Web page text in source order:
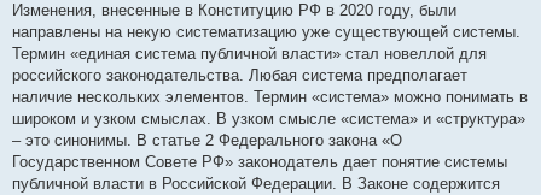
Изменения, внесенные в Конституцию РФ в 2020 году, были
направлены на некую систематизацию уже существующей системы.
Термин «единая система публичной власти» стал новеллой для
российского законодательства. Любая система предполагает
наличие нескольких элементов. Термин «система» можно понимать в
широком и узком смыслах. В узком смысле «система» и «структура»
– это синонимы. В статье 2 Федерального закона «О
Государственном Совете РФ» законодатель дает понятие системы
публичной власти в Российской Федерации. В Законе содержится